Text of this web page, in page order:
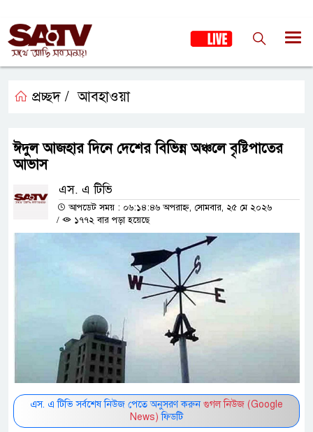
প্রচ্ছদ / আবহাওয়া
ঈদুল আজহার দিনে দেশের বিভিন্ন অঞ্চলে বৃষ্টিপাতের
আভাস
এস. এ টিভি
আপডেট সময় : ০৬:১৪:৪৬ অপরাহ্ন, সোমবার, ২৫ মে ২০২৬
/
১৭৭২ বার পড়া হয়েছে
এস. এ টিভি সর্বশেষ নিউজ পেতে অনুসরণ করুন গুগল নিউজ (Google
News) ফিডটি